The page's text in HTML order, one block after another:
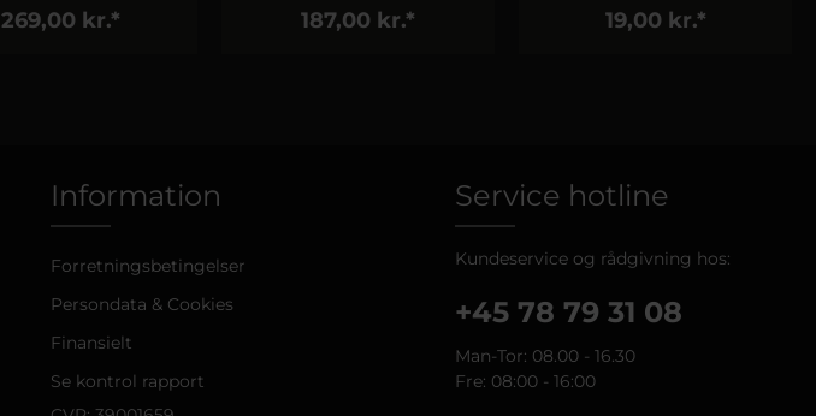
269,00 kr.* 187,00 kr.* 19,00 kr.*
Service hotline
Kundeservice og rådgivning hos:
+45 78 79 31 08
Man-Tor: 08.00 - 16.30
Fre: 08:00 - 16:00
Information
Forretningsbetingelser
Persondata & Cookies
Finansielt
Se kontrol rapport